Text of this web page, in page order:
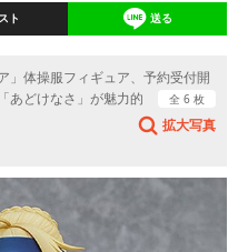
ト 送る
」体操服フィギュア、予約受付開
あどけなさ」が魅力的
全 6 枚
拡大写真